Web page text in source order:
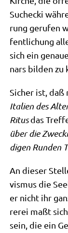
Suchecki
rung geru­fen
fent­li­chung
sich ein
nars bil­den zu
Sicher ist, daß
Ita­li­en des
Ritusdas
über die
di­gen Run­den
An die­ser
vis­mus die
er nicht ihr
re­rei maßt
sein, die ein